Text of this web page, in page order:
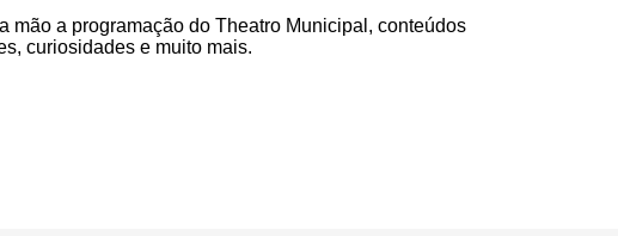
mão a programação do Theatro Municipal, conteúdos
curiosidades e muito mais.